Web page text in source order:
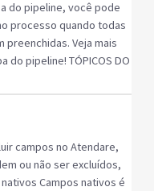
do pipeline, você pode
processo quando todas
Veja mais
pipeline! TÓPICOS DO
campos no Atendare,
ou não ser excluídos,
nativos Campos nativos é